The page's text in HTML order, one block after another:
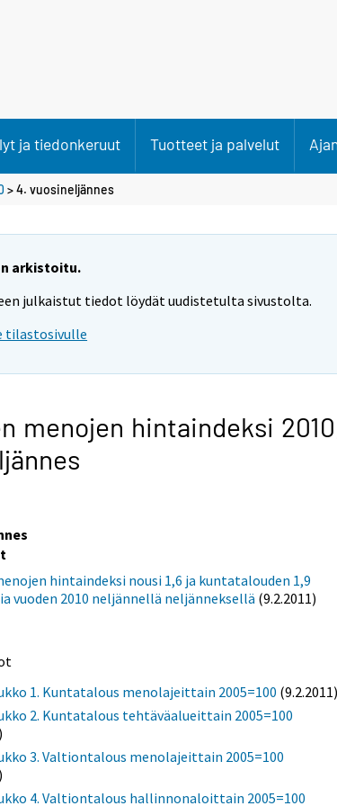
ja tiedonkeruut Tuotteet ja palvelut
>4. vuosineljännes
arkistoitu.
julkaistut tiedot löydät uudistetulta sivustolta.
tilastosivulle
menojen hintaindeksi
hintaindeksi nousi 1,6 ja kuntatalouden 1,9
vuoden 2010 neljännellä neljänneksellä (9.2.2011)
1. Kuntatalous menolajeittain 2005=100 (9.2.2011)
2. Kuntatalous tehtäväalueittain 2005=100
3. Valtiontalous menolajeittain 2005=100
4. Valtiontalous hallinnonaloittain 2005=100